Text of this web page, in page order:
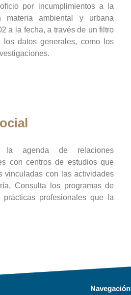
por incumplimientos a la
materia ambiental y urbana
a la fecha, a través de un filtro
los datos generales, como los
la agenda de relaciones
con centros de estudios que
vinculadas con las actividades
Consulta los programas de
profesionales que la
Navegación